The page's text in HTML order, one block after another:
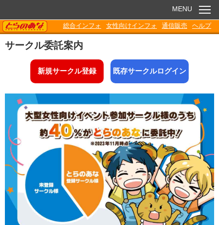
お知らせ
電子書籍
Q&A
各種ダウンロード
MENU
TORANOANA
総合インフォ 女性向けインフォ 通信販売 ヘルプ
サークル委託案内
新規サークル登録 既存サークルログイン